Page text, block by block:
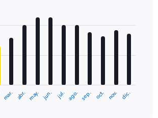
mar. abr. may. jun. jul. ago. sep. oct. nov. dic.